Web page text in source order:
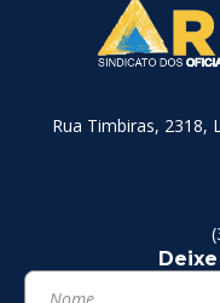
Rua Timbiras, 2318,